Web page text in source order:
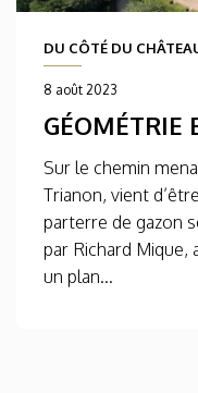
DU CÔTÉ DU
8 août 2023
GÉOMÉTRIE
Sur le chemin
Trianon, vient
parterre de gazon
par Richard Mique,
un plan...